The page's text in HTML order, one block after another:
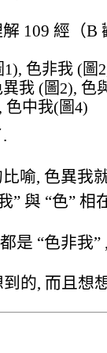
109 經（B
色非我 (圖
我 (圖2), 色
色中我(圖4)
喻, 色異我
” 與 “色” 相
是 “色非我
的, 而且想